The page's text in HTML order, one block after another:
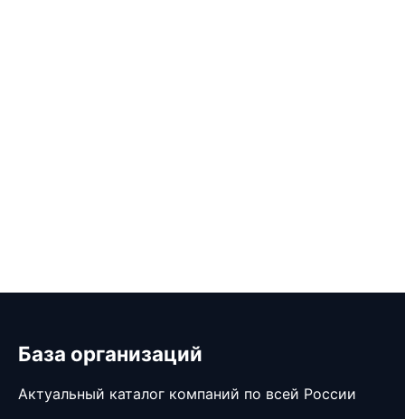
База организаций
Актуальный каталог компаний по всей России